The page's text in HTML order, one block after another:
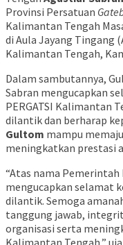
Provinsi Persatuan
Kalimantan Tengah
di Aula Jayang Tingang
Kalimantan Tengah,
Dalam sambutannya,
Sabran mengucapkan
PERGATSI Kalimantan
dilantik dan berharap
Gultom mampu
meningkatkan prestasi
“Atas nama
mengucapkan selamat
dilantik. Semoga
tanggung jawab,
organisasi serta